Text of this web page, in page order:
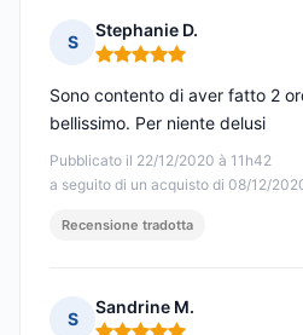
S
Stephanie D.
Nota: 5 su 5
Pubblicato il 22/12/2020 à 11h42
a seguito di un acquisto di 08/12/
Sono contento di aver fatto 2
bellissimo. Per niente delusi
Recensione tradotta
S
Sandrine M.